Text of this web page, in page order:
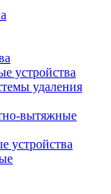
устройства
удаления
вытяжные
устройства